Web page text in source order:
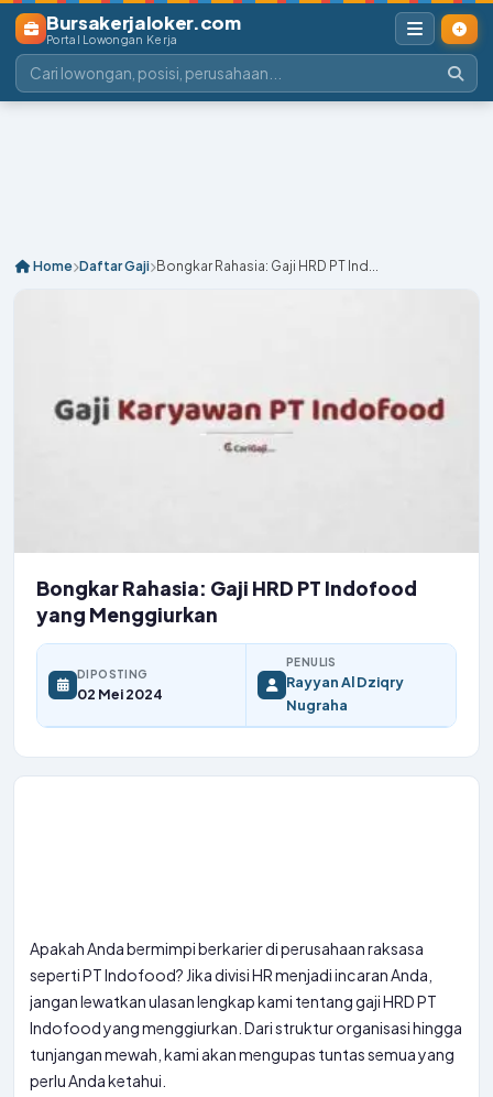
Bursakerjaloker.com
Portal Lowongan Kerja
Home Daftar Gaji Bongkar Rahasia: Gaji HRD PT Ind...
Bongkar Rahasia: Gaji HRD PT Indofood
yang Menggiurkan
DIPOSTING
02 Mei 2024
PENULIS
Rayyan Al Dziqry
Nugraha
Apakah Anda bermimpi berkarier di perusahaan raksasa
seperti PT Indofood? Jika divisi HR menjadi incaran Anda,
jangan lewatkan ulasan lengkap kami tentang gaji HRD PT
Indofood yang menggiurkan. Dari struktur organisasi hingga
tunjangan mewah, kami akan mengupas tuntas semua yang
perlu Anda ketahui.